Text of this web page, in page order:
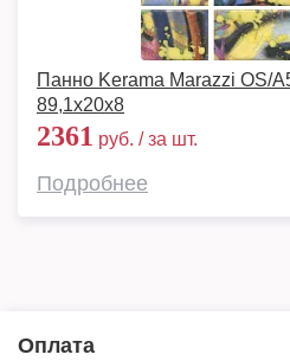
Панно Kerama Marazzi OS/
89,1x20x8
2361 руб. / за шт.
Подробнее
Оплата